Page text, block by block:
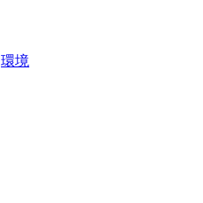
環境